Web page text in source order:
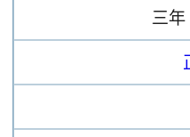
三年